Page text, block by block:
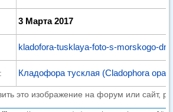
3 Марта 2017
kladofora-tusklaya-foto-s-morskogo-
Кладофора тусклая (Cladophora
это изображение на форум или сайт,